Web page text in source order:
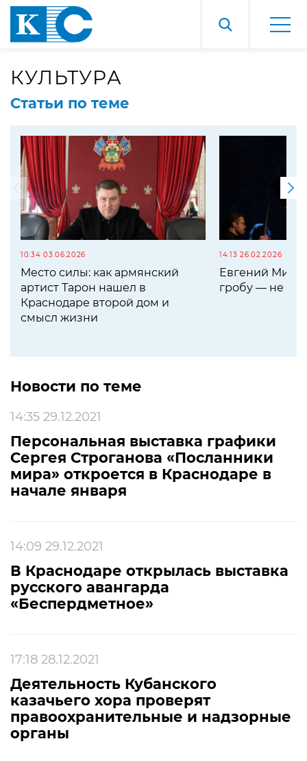
КУЛЬТУРА
Статьи по теме
10:34 03.06.2026
Место силы: как армянский
артист Тарон нашел в
Краснодаре второй дом и
смысл жизни
14:13 26.02.2026
Евгений
гробу — не
Новости по теме
14:35 29.12.2021
Персональная выставка графики
Сергея Строганова «Посланники
мира» откроется в Краснодаре в
начале января
14:09 29.12.2021
В Краснодаре открылась выставка
русского авангарда
«Беспердметное»
17:18 28.12.2021
Деятельность Кубанского
казачьего хора проверят
правоохранительные и надзорные
органы